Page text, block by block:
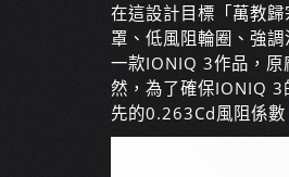
在這設計目標「萬教
罩、低風阻輪圈、強
一款IONIQ 3作品，
然，為了確保IONIQ 3
先的0.263Cd風阻係數